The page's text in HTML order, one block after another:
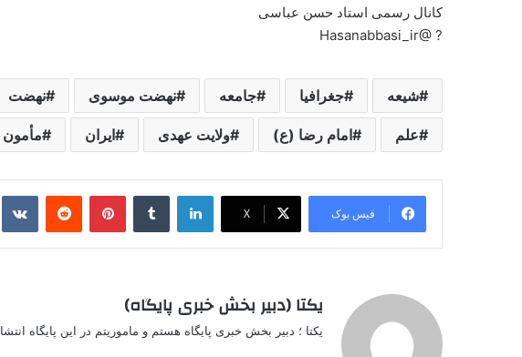
کانال رسمی استاد حسن عباسی
? @Hasanabbasi_ir
شیعه جغرافیا جامعه نهضت موسوی نهضت
علم امام رضا (ع) ولایت عهدی ایران مأمون
فیس بوک X
لینکدین ‫تامبلر ‫پین‌ترست‫رددیت
یکتا (دبیر بخش خبری پایگاه)
یکتا ؛ دبیر بخش خبری پایگاه هستم و ماموریتم در این پایگاه